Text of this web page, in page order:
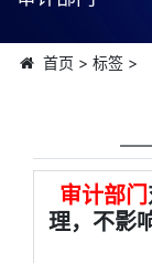
首页 > 标签>
――
审计部门
理，不影